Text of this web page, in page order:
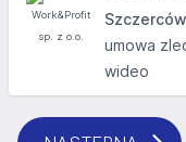
umowa
wideo